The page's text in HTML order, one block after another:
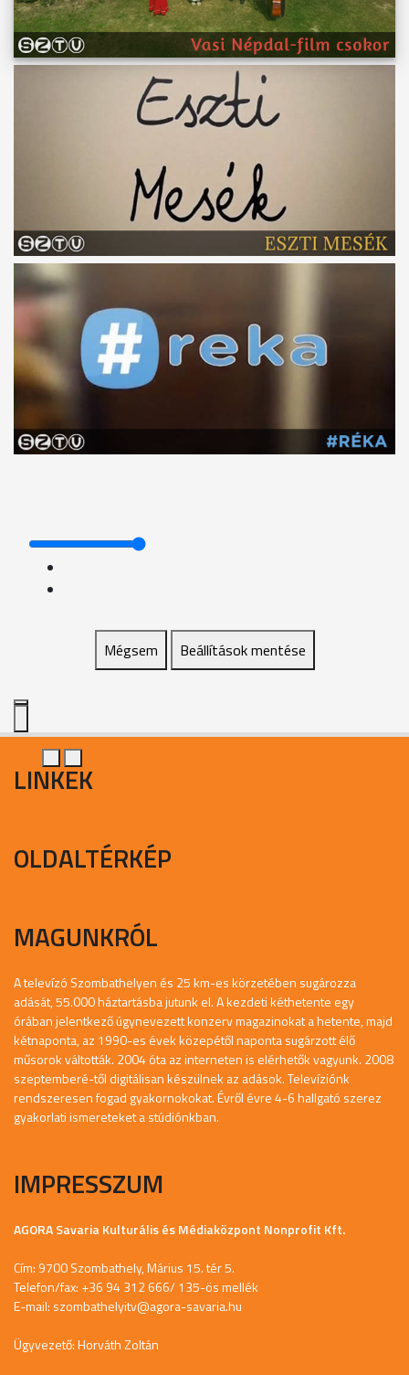
Mégsem Beállítások mentése
LINKEK
OLDALTÉRKÉP
MAGUNKRÓL
A televízó Szombathelyen és 25 km-es körzetében sugározza
adását, 55.000 háztartásba jutunk el. A kezdeti kéthetente egy
órában jelentkező úgynevezett konzerv magazinokat a hetente, majd
kétnaponta, az 1990-es évek közepétől naponta sugárzott élő
műsorok váltották. 2004 óta az interneten is elérhetők vagyunk. 2008
szeptemberé-től digitálisan készülnek az adások. Televíziónk
rendszeresen fogad gyakornokokat. Évről évre 4-6 hallgató szerez
gyakorlati ismereteket a stúdiónkban.
IMPRESSZUM
AGORA Savaria Kulturális és Médiaközpont Nonprofit Kft.
Cím: 9700 Szombathely, Márius 15. tér 5.
Telefon/fax: +36 94 312 666/ 135-ös mellék
E-mail: szombathelyitv@agora-savaria.hu
Ügyvezető: Horváth Zoltán